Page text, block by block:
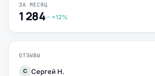
ЗА МЕСЯЦ
1 284 +12%
ОТЗЫВЫ
С Сергей Н.